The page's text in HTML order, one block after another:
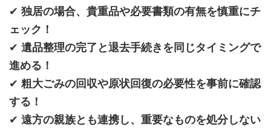
✔ 独居の場合、貴重品や必要書類の有無を慎重にチ
ェック！
✔ 遺品整理の完了と退去手続きを同じタイミングで
進める！
✔ 粗大ごみの回収や原状回復の必要性を事前に確認
する！
✔ 遠方の親族とも連携し、重要なものを処分しない